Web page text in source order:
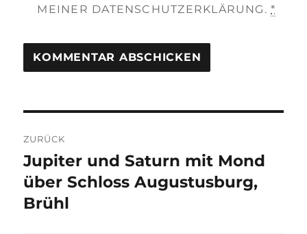
MEINER DATENSCHUTZERKLÄRUNG.*
ZURÜCK
Vorheriger
Beitrag:
Jupiter und Saturn mit Mond
über Schloss Augustusburg,
Brühl